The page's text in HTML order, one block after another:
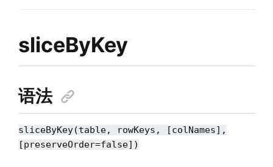
sliceByKey
语法
sliceByKey(table, rowKeys, [colNames],
[preserveOrder=false])